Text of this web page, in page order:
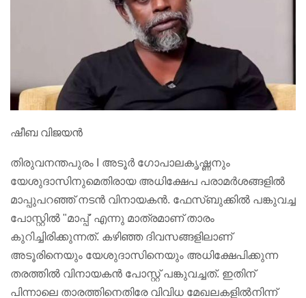
ഷീബ വിജയൻ
തിരുവനന്തപുരം I അടൂർ ഗോപാലകൃഷ്ണനും
യേശുദാസിനുമെതിരായ അധിക്ഷേപ പരാമർശങ്ങളിൽ
മാപ്പുപറഞ്ഞ് നടൻ വിനായകൻ. ഫേസ്ബുക്കിൽ പങ്കുവച്ച
പോസ്റ്റിൽ "മാപ്പ്' എന്നു മാത്രമാണ് താരം
കുറിച്ചിരിക്കുന്നത്. കഴിഞ്ഞ ദിവസങ്ങളിലാണ്
അടൂരിനെയും യേശുദാസിനെയും അധിക്ഷേപിക്കുന്ന
തരത്തിൽ വിനായകൻ പോസ്റ്റ് പങ്കുവച്ചത്. ഇതിന്
പിന്നാലെ താരത്തിനെതിരേ വിവിധ മേഖലകളിൽനിന്ന്